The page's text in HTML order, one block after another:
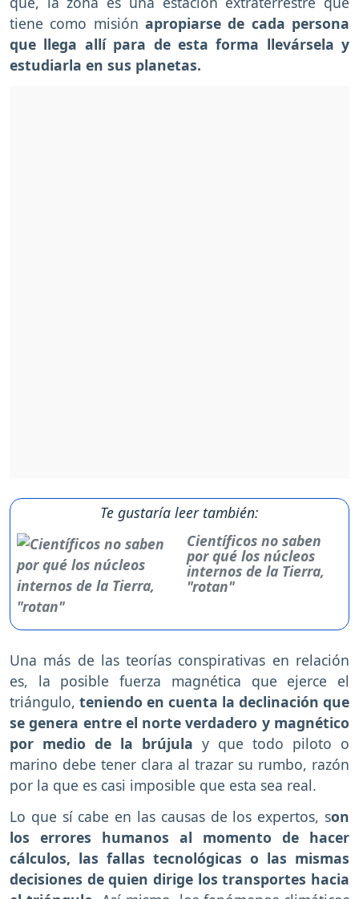
tiene como misión apropiarse de cada persona
que llega allí para de esta forma llevársela y
estudiarla en sus planetas.
Te gustaría leer también:
Científicos no saben
por qué los núcleos
internos de la Tierra,
"rotan"
Una más de las teorías conspirativas en relación
es, la posible fuerza magnética que ejerce el
triángulo, teniendo en cuenta la declinación que
se genera entre el norte verdadero y magnético
por medio de la brújula y que todo piloto o
marino debe tener clara al trazar su rumbo, razón
por la que es casi imposible que esta sea real.
Lo que sí cabe en las causas de los expertos, son
los errores humanos al momento de hacer
cálculos, las fallas tecnológicas o las mismas
decisiones de quien dirige los transportes hacia